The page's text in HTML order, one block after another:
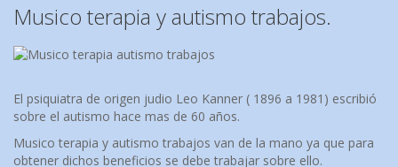
Musico terapia y autismo trabajos.
El psiquiatra de origen judio Leo Kanner ( 1896 a 1981) escribió
sobre el autismo hace mas de 60 años.
Musico terapia y autismo trabajos van de la mano ya que para
obtener dichos beneficios se debe trabajar sobre ello.